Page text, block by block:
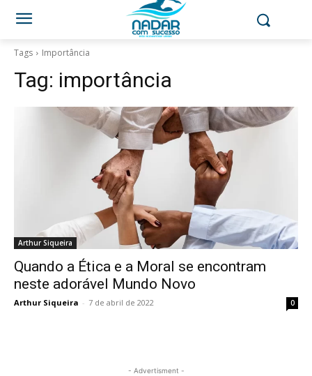
Tags Importância
Tag: importância
Arthur Siqueira
Quando a Ética e a Moral se encontram
neste adorável Mundo Novo
Arthur Siqueira - 7 de abril de 2022 0
- Advertisment -